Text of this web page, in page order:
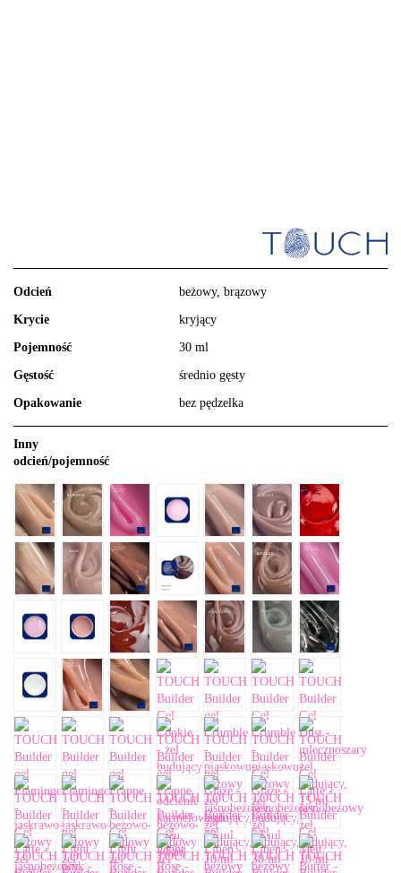
Odcień beżowy, brązowy
Krycie kryjący
Pojemność 30 ml
Gęstość średnio gęsty
Opakowanie bez pędzelka
Inny
odcień/pojemność